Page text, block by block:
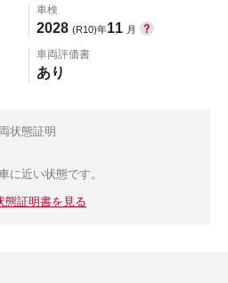
車検
2028 (R10)年11 月
車両評価書
あり
状態証明
に近い状態です。
態証明書を見る